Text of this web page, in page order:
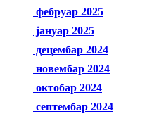
фебруар 2025
јануар 2025
децембар 2024
новембар 2024
октобар 2024
септембар 2024